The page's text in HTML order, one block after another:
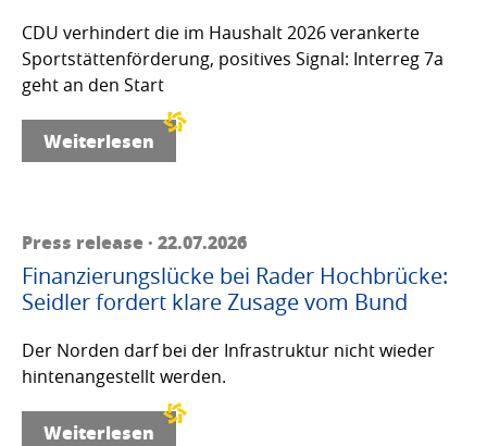
CDU verhindert die im Haushalt 2026 verankerte
Sportstättenförderung, positives Signal: Interreg 7a
geht an den Start
Weiterlesen
Press release · 22.07.2026
Finanzierungslücke bei Rader Hochbrücke:
Seidler fordert klare Zusage vom Bund
Der Norden darf bei der Infrastruktur nicht wieder
hintenangestellt werden.
Weiterlesen